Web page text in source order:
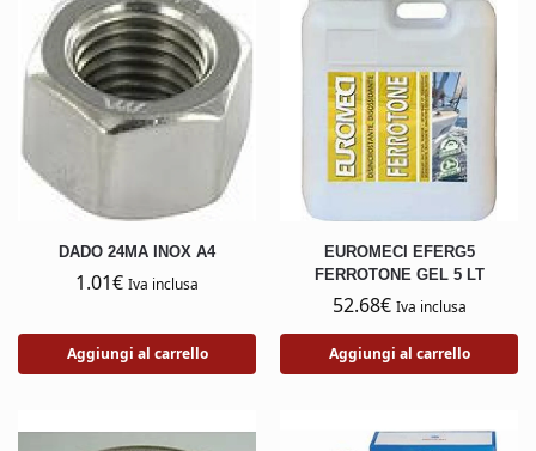
DADO 24MA INOX A4
1.01€ Iva inclusa
Aggiungi al carrello
EUROMECI EFERG5
FERROTONE GEL 5 LT
52.68€ Iva inclusa
Aggiungi al carrello